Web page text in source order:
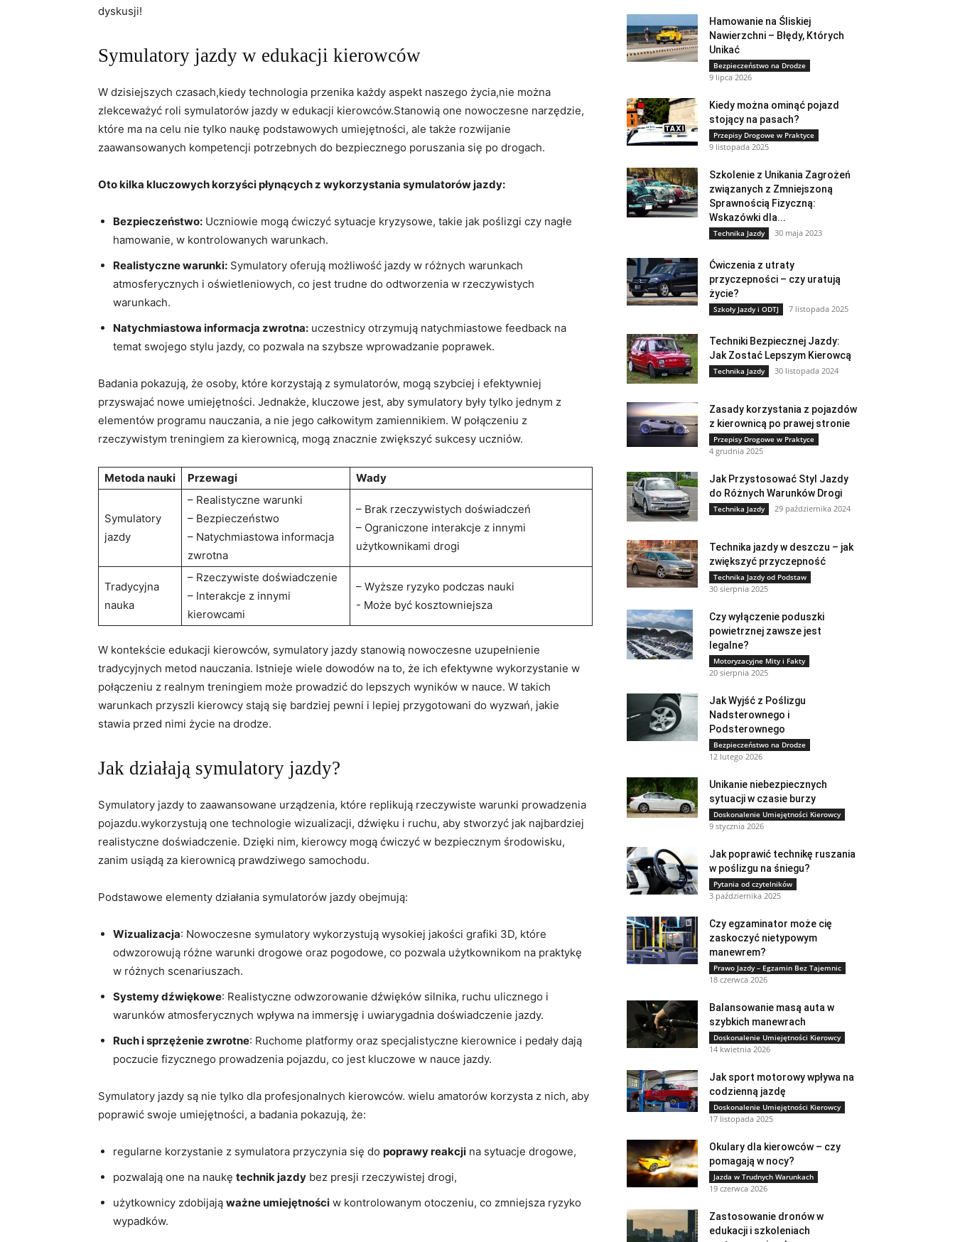
dyskusji!
Symulatory jazdy w edukacji​ kierowców
W dzisiejszych czasach,kiedy technologia przenika każdy ‍aspekt naszego życia,nie można
zlekceważyć roli symulatorów jazdy ⁤w edukacji kierowców.Stanowią one ​nowoczesne⁢ narzędzie,
które ma na celu nie tylko naukę podstawowych umiejętności,‍ ale także rozwijanie
zaawansowanych kompetencji potrzebnych do bezpiecznego poruszania się po drogach.
Oto kilka kluczowych korzyści ⁤płynących​ z wykorzystania symulatorów jazdy:
Bezpieczeństwo: Uczniowie mogą ⁣ćwiczyć sytuacje ‌kryzysowe, takie jak poślizgi czy nagłe
hamowanie, w kontrolowanych warunkach.
Realistyczne warunki: Symulatory oferują możliwość​ jazdy w różnych warunkach
atmosferycznych i oświetleniowych, co jest ​trudne do odtworzenia w rzeczywistych
warunkach.
Natychmiastowa informacja zwrotna: uczestnicy otrzymują natychmiastowe feedback na
temat swojego stylu⁤ jazdy, ​co ‍pozwala na szybsze wprowadzanie poprawek.
Badania pokazują, że osoby, które korzystają z‍ symulatorów,‌ mogą szybciej i efektywniej
przyswajać nowe umiejętności. Jednakże, kluczowe jest,‍ aby symulatory były tylko‍ jednym‌ z
elementów programu nauczania, a‌ nie jego całkowitym zamiennikiem. W połączeniu z
rzeczywistym treningiem za kierownicą, mogą ⁣znacznie zwiększyć sukcesy uczniów.
Metoda nauki Przewagi Wady
Symulatory ​
jazdy
– Realistyczne warunki​
– Bezpieczeństwo
– Natychmiastowa informacja
zwrotna
– Brak rzeczywistych doświadczeń
– Ograniczone‌ interakcje z innymi
użytkownikami drogi
Tradycyjna
nauka
– Rzeczywiste⁣ doświadczenie
– Interakcje z innymi
kierowcami
– Wyższe ryzyko podczas nauki
-​ Może być kosztowniejsza
W kontekście edukacji kierowców, symulatory jazdy stanowią nowoczesne uzupełnienie
tradycyjnych metod nauczania. Istnieje⁣ wiele dowodów na to,‍ że ich efektywne wykorzystanie​ w⁣
połączeniu z realnym treningiem może‍ prowadzić do lepszych wyników ‌w nauce. W ⁤takich
warunkach przyszli kierowcy stają się bardziej pewni i lepiej przygotowani ‍do wyzwań,‌ jakie
stawia​ przed nimi życie na ⁣drodze.
Jak działają ‍symulatory jazdy?
Symulatory jazdy to zaawansowane urządzenia, które replikują rzeczywiste warunki‍ prowadzenia
pojazdu.wykorzystują one technologie wizualizacji, dźwięku i ruchu, aby stworzyć jak najbardziej
realistyczne doświadczenie. Dzięki⁢ nim, kierowcy mogą ćwiczyć ⁤w bezpiecznym‌ środowisku,
zanim usiądą za kierownicą⁣ prawdziwego samochodu.
Podstawowe⁤ elementy działania symulatorów jazdy obejmują:
Wizualizacja: Nowoczesne symulatory wykorzystują wysokiej jakości‌ grafiki ‌3D, które
odwzorowują różne ​warunki drogowe oraz pogodowe, co⁤ pozwala użytkownikom ⁢na⁤ praktykę
w różnych scenariuszach.
Systemy dźwiękowe: Realistyczne odwzorowanie dźwięków silnika, ruchu ulicznego i
warunków⁢ atmosferycznych wpływa na ‌immersję i‍ uwiarygadnia doświadczenie jazdy.
Ruch i sprzężenie zwrotne: Ruchome ​platformy oraz specjalistyczne kierownice i pedały dają
poczucie fizycznego prowadzenia⁤ pojazdu, co ​jest‌ kluczowe w‍ nauce jazdy.
Symulatory jazdy są‍ nie tylko dla profesjonalnych kierowców. wielu⁢ amatorów korzysta z nich, ‍aby
poprawić ⁢swoje umiejętności, a badania pokazują, że:
regularne korzystanie‌ z symulatora przyczynia się do poprawy reakcji na sytuacje drogowe,
pozwalają one‌ na naukę technik jazdy bez presji rzeczywistej drogi,
użytkownicy zdobijają ważne umiejętności w ‌kontrolowanym otoczeniu, co zmniejsza ryzyko‌
wypadków.
Hamowanie na Śliskiej
Nawierzchni – Błędy, Których
Unikać
Bezpieczeństwo na Drodze
9 lipca 2026
Kiedy można ominąć pojazd
stojący na pasach?
Przepisy Drogowe w Praktyce
9 listopada 2025
Szkolenie z Unikania Zagrożeń
związanych z Zmniejszoną
Sprawnością Fizyczną:
Wskazówki dla...
Technika Jazdy 30 maja 2023
Ćwiczenia z utraty
przyczepności – czy uratują
życie?
Szkoły Jazdy i ODTJ 7 listopada 2025
Techniki Bezpiecznej Jazdy:
Jak Zostać Lepszym Kierowcą
Technika Jazdy 30 listopada 2024
Zasady korzystania z pojazdów
z kierownicą po prawej stronie
Przepisy Drogowe w Praktyce
4 grudnia 2025
Jak Przystosować Styl Jazdy
do Różnych Warunków Drogi
Technika Jazdy 29 października 2024
Technika jazdy w deszczu – jak
zwiększyć przyczepność
Technika Jazdy od Podstaw
30 sierpnia 2025
Czy wyłączenie poduszki
powietrznej zawsze jest
legalne?
Motoryzacyjne Mity i Fakty
20 sierpnia 2025
Jak Wyjść z Poślizgu
Nadsterownego i
Podsterownego
Bezpieczeństwo na Drodze
12 lutego 2026
Unikanie niebezpiecznych
sytuacji w czasie burzy
Doskonalenie Umiejętności Kierowcy
9 stycznia 2026
Jak poprawić technikę ruszania
w poślizgu na śniegu?
Pytania od czytelników
3 października 2025
Czy egzaminator może cię
zaskoczyć nietypowym
manewrem?
Prawo Jazdy – Egzamin Bez Tajemnic
18 czerwca 2026
Balansowanie masą auta w
szybkich manewrach
Doskonalenie Umiejętności Kierowcy
14 kwietnia 2026
Jak sport motorowy wpływa na
codzienną jazdę
Doskonalenie Umiejętności Kierowcy
17 listopada 2025
Okulary dla kierowców – czy
pomagają w nocy?
Jazda w Trudnych Warunkach
19 czerwca 2026
Zastosowanie dronów w
edukacji i szkoleniach